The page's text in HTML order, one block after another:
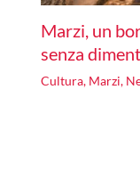
Marzi, un
senza
Cultura, Marzi,